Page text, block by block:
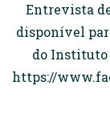
Entrevista
disponível
do Instituto
https://